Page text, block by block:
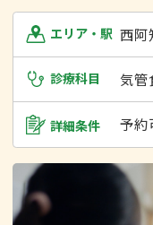
エリア・駅 西阿
診療科目 気管
詳細条件 予約